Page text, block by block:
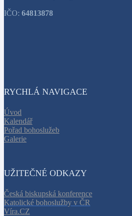
IČO: 64813878
RYCHLÁ NAVIGACE
Úvod
Kalendář
Pořad bohoslužeb
Galerie
UŽITEČNÉ ODKAZY
Česká biskupská konference
Katolické bohoslužby v ČR
Víra.CZ